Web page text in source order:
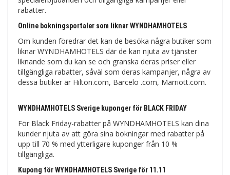
rabatter.
Online bokningsportaler som liknar WYNDHAMHOTELS
Om kunden föredrar det kan de besöka några butiker som
liknar WYNDHAMHOTELS där de kan njuta av tjänster
liknande som du kan se och granska deras priser eller
tillgängliga rabatter, såväl som deras kampanjer, några av
dessa butiker är Hilton.com, Barcelo .com, Marriott.com.
WYNDHAMHOTELS Sverige kuponger för BLACK FRIDAY
För Black Friday-rabatter på WYNDHAMHOTELS kan dina
kunder njuta av att göra sina bokningar med rabatter på
upp till 70 % med ytterligare kuponger från 10 %
tillgängliga.
Kupong för WYNDHAMHOTELS Sverige för 11.11